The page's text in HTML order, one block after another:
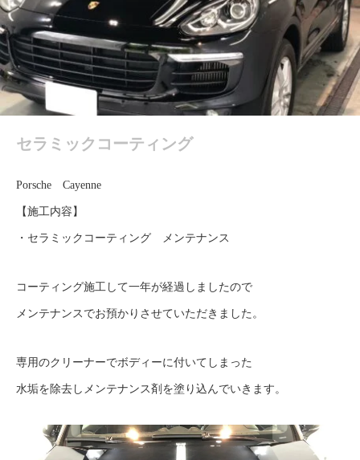
セラミックコーティング
Porsche Cayenne
【施工内容】
・セラミックコーティング メンテナンス
コーティング施工して一年が経過しましたので
メンテナンスでお預かりさせていただきました。
専用のクリーナーでボディーに付いてしまった
水垢を除去しメンテナンス剤を塗り込んでいきます。